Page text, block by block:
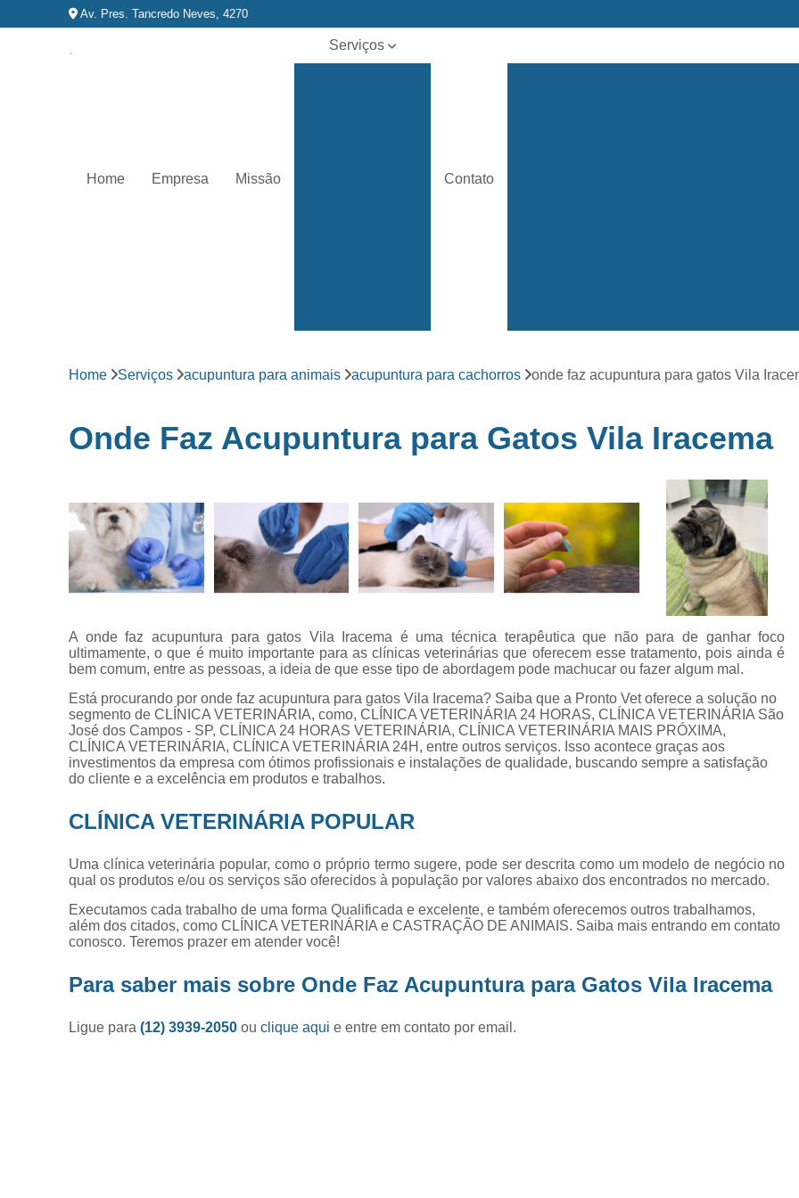
Av. Pres. Tancredo Neves, 4270
Home Empresa Missão
Serviços
Fisioterapia para
para animais
Vacina para
animais
Veterinários 24
horas
Contato
Clínica Veterinária Mais Próxima
Clínica Veterinária Popular Caçapava
Exame de Eletrocardiograma em Animais
Exame de Eletrocardiograma em Cães
Exame de Eletrocardiograma para Animais
Exame de
Exame de Eletrocardiograma
Exame de
Exame de Raio X do Tórax para
Exame de Raio X para
Exame de Ultrassom Abdominal Cão
Exame de Ultrassom
Exame de Ultrassom
Exame de Ultrassom de Gato
Exames Laboratoriais em Animais
Exames Laboratoriais para
Home Serviços acupuntura para animais acupuntura para cachorros onde faz acupuntura para gatos Vila
Onde Faz Acupuntura para Gatos Vila Iracema
A onde faz acupuntura para gatos Vila Iracema é uma técnica terapêutica que não para de ganhar foco
ultimamente, o que é muito importante para as clínicas veterinárias que oferecem esse tratamento, pois ainda é
bem comum, entre as pessoas, a ideia de que esse tipo de abordagem pode machucar ou fazer algum mal.
Está procurando por onde faz acupuntura para gatos Vila Iracema? Saiba que a Pronto Vet oferece a solução no
segmento de CLÍNICA VETERINÁRIA, como, CLÍNICA VETERINÁRIA 24 HORAS, CLÍNICA VETERINÁRIA São
José dos Campos - SP, CLÍNICA 24 HORAS VETERINÁRIA, CLÍNICA VETERINÁRIA MAIS PRÓXIMA,
CLÍNICA VETERINÁRIA, CLÍNICA VETERINÁRIA 24H, entre outros serviços. Isso acontece graças aos
investimentos da empresa com ótimos profissionais e instalações de qualidade, buscando sempre a satisfação
do cliente e a excelência em produtos e trabalhos.
CLÍNICA VETERINÁRIA POPULAR
Uma clínica veterinária popular, como o próprio termo sugere, pode ser descrita como um modelo de negócio no
qual os produtos e/ou os serviços são oferecidos à população por valores abaixo dos encontrados no mercado.
Executamos cada trabalho de uma forma Qualificada e excelente, e também oferecemos outros trabalhamos,
além dos citados, como CLÍNICA VETERINÁRIA e CASTRAÇÃO DE ANIMAIS. Saiba mais entrando em contato
conosco. Teremos prazer em atender você!
Para saber mais sobre Onde Faz Acupuntura para Gatos Vila Iracema
Ligue para(12) 3939-2050ouclique aqui e entre em contato por email.